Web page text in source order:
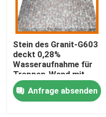
Kontakte
Produkte
Granit-Steinplatten
Stein des Granit-G603
deckt 0,28%
Wasseraufnahme für
Treppen-Wand mit
Ziegeln
Anfrage absenden